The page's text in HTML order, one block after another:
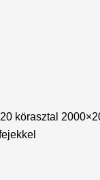
körasztal